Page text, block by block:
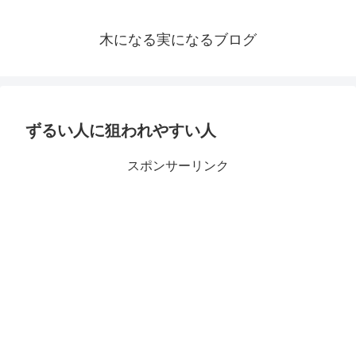
木になる実になるブログ
ずるい人に狙われやすい人
スポンサーリンク